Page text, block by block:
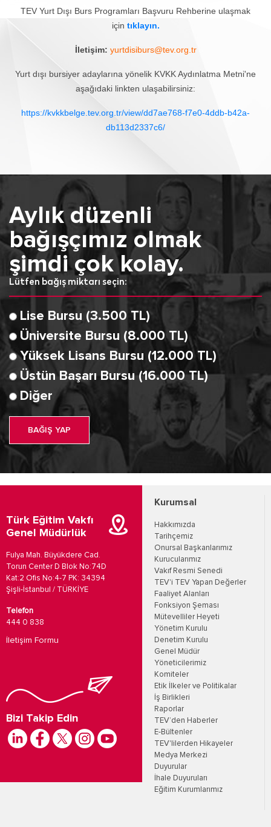
TEV Yurt Dışı Burs Programları Başvuru Rehberine ulaşmak
için tıklayın.
İletişim: yurtdisiburs@tev.org.tr
Yurt dışı bursiyer adaylarına yönelik KVKK Aydınlatma Metni'ne
aşağıdaki linkten ulaşabilirsiniz:
https://kvkkbelge.tev.org.tr/view/dd7ae768-f7e0-4ddb-b42a-
db113d2337c6/
Aylık düzenli
bağışçımız olmak
şimdi çok kolay.
Lütfen bağış miktarı seçin:
Lise Bursu (3.500 TL)
Üniversite Bursu (8.000 TL)
Yüksek Lisans Bursu (12.000 TL)
Üstün Başarı Bursu (16.000 TL)
Diğer
BAĞIŞ YAP
Türk Eğitim Vakfı
Genel Müdürlük
Fulya Mah. Büyükdere Cad.
Torun Center D Blok No:74D
Kat:2 Ofis No:4-7 PK: 34394
Şişli-İstanbul / TÜRKİYE
Telefon
444 0 838
İletişim Formu
Bizi Takip Edin
Kurumsal
Hakkımızda
Tarihçemiz
Onursal Başkanlarımız
Kurucularımız
Vakıf Resmi Senedi
TEV'i TEV Yapan Değerler
Faaliyet Alanları
Fonksiyon Şeması
Mütevelliler Heyeti
Yönetim Kurulu
Denetim Kurulu
Genel Müdür
Yöneticilerimiz
Komiteler
Etik İlkeler ve Politikalar
İş Birlikleri
Raporlar
TEV’den Haberler
E-Bültenler
TEV'lilerden Hikayeler
Medya Merkezi
Duyurular
İhale Duyuruları
Eğitim Kurumlarımız